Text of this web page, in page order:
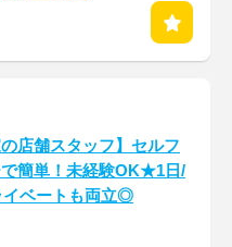
の店舗スタッフ】セルフ
簡単！未経験OK★1日/
イベートも両立◎